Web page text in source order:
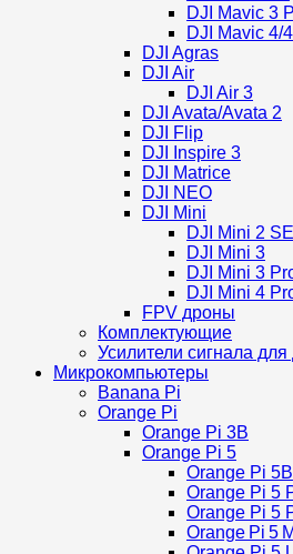
DJI Mavic 3
DJI Mavic 4/
DJI Agras
DJI Air
DJI Air 3
DJI Avata/Avata 2
DJI Flip
DJI Inspire 3
DJI Matrice
DJI NEO
DJI Mini
DJI Mini 2 SE
DJI Mini 3
DJI Mini 3
DJI Mini 4
FPV дроны
Комплектующие
Усилители сигнала для
Микрокомпьютеры
Banana Pi
Orange Pi
Orange Pi 3B
Orange Pi 5
Orange Pi 5B
Orange Pi 5
Orange Pi 5
Orange Pi 5